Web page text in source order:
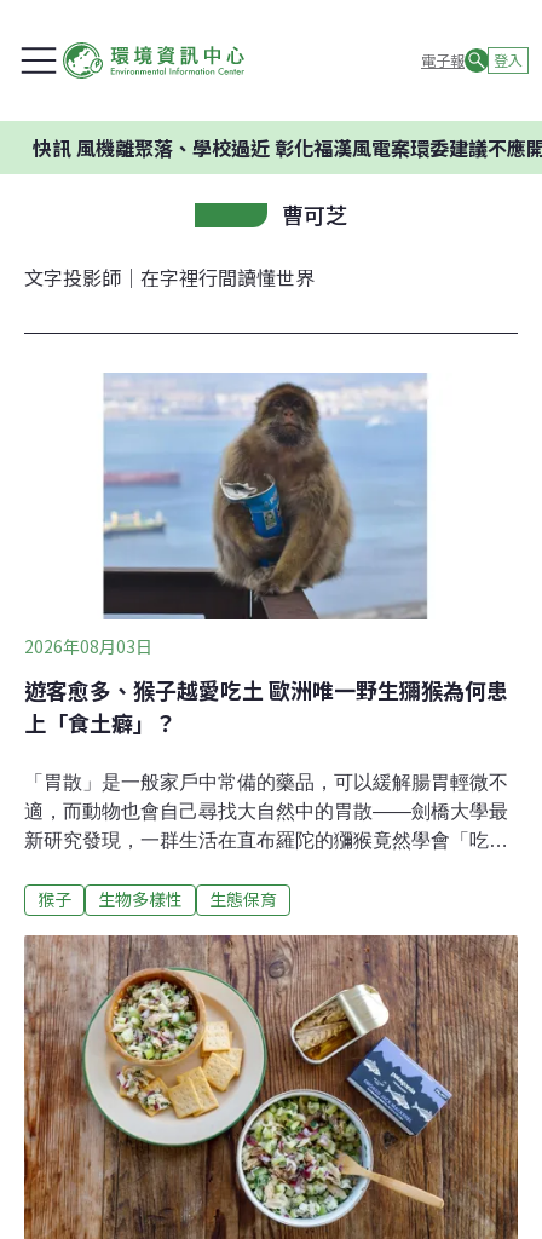
電子報 登入
機離聚落、學校過近 彰化福漢風電案環委建議不應開發
曹可芝
文字投影師｜在字裡行間讀懂世界
2026年08月03日
遊客愈多、猴子越愛吃土 歐洲唯一野生獼猴為何患
上「食土癖」？
「胃散」是一般家戶中常備的藥品，可以緩解腸胃輕微不
適，而動物也會自己尋找大自然中的胃散——劍橋大學最
新研究發現，一群生活在直布羅陀的獼猴竟然學會「吃
土癖」來緩解腸胃症狀。旅遊旺季就「吃土」 緩解高糖高
北非最短距離僅約14公里，上面住著歐洲唯一的野生獼猴
——巴巴里獼猴（Barbary macaques）。劍橋大學團隊指
出，當地的獼猴近期首次被目擊到「刻意食用泥土」，也
就是所謂「食土癖」（geophagy）。團隊也觀察到，與遊
客接觸最多的獼猴，吃土行為也最頻繁，甚至在旅遊旺季
時吃得最多，因此推測可能與人類提供的食物有關聯。
「我們推測是人類食物不符合牠們食性，因而導致腸胃不
舒服，甚至可能破壞腸道的微生物菌相，而土壤中的物質
可以舒緩這些不適。」劍橋大學靈長類行為生態學家、研
究作者之一的樂穆瓦（Syl
猴子 生物多樣性 生態保育